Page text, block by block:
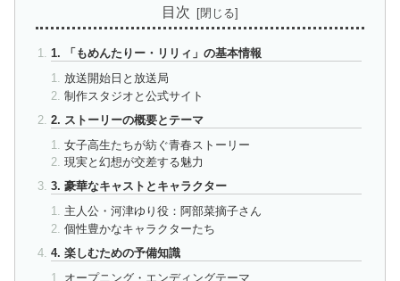
目次
1. 「もめんたりー・リリィ」の基本情報
放送開始日と放送局
制作スタジオと公式サイト
2. ストーリーの概要とテーマ
女子高生たちが紡ぐ青春ストーリー
現実と幻想が交差する魅力
3. 豪華なキャストとキャラクター
主人公・河津ゆり役：阿部菜摘子さん
個性豊かなキャラクターたち
4. 楽しむための予備知識
オープニング・エンディングテーマ